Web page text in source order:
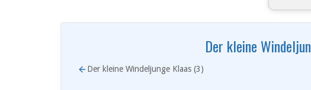
Der kleine
Der kleine Windeljunge Klaas (3)